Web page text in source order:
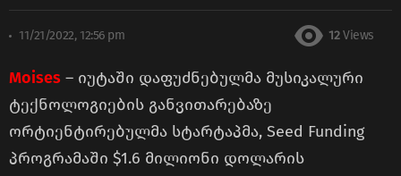
11/21/2022, 12:56 pm 12 Views
Moises – იუტაში დაფუძნებულმა მუსიკალური
ტექნოლოგიების განვითარებაზე
ორტიენტირებულმა სტარტაპმა, Seed Funding
პროგრამაში $1.6 მილიონი დოლარის